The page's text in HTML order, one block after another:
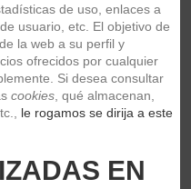
de uso, enlaces a
usuario, etc. El objetivo de
la web a su perfil y
ofrecidos por cualquier
Si desea consultar
cookies , qué almacenan,
le rogamos se dirija a este
EN